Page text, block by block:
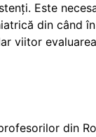
Este
din când
viitor
din